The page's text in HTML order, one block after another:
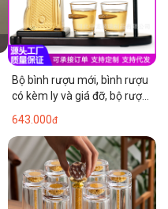
Bộ bình rượu mới, bình rượu
có kèm ly và giá đỡ, bộ rượu
643.000đ